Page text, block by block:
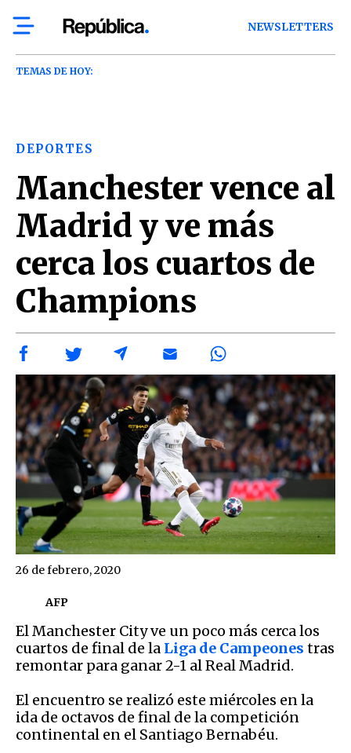
NEWSLETTERS
TEMAS DE HOY:
DEPORTES
Manchester vence al
Madrid y ve más
cerca los cuartos de
Champions
AFP
26 de febrero, 2020
El Manchester City ve un poco más cerca los
cuartos de final de la Liga de Campeones tras
remontar para ganar 2-1 al Real Madrid.
El encuentro se realizó este miércoles en la
ida de octavos de final de la competición
continental en el Santiago Bernabéu.